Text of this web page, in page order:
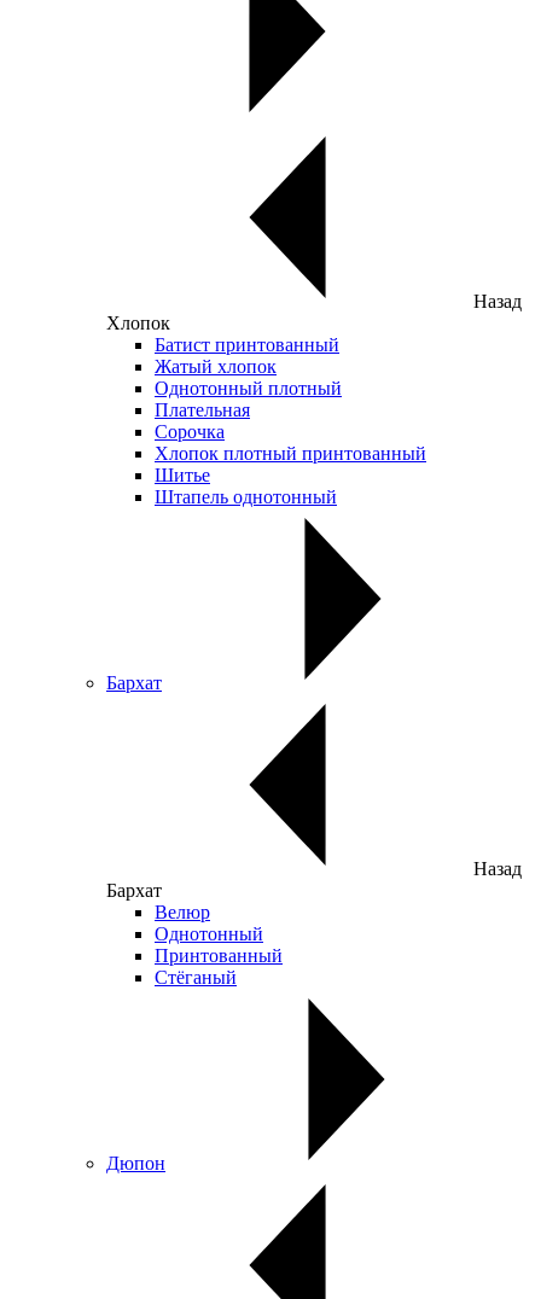
Назад
Хлопок
Батист принтованный
Жатый хлопок
Однотонный плотный
Плательная
Сорочка
Хлопок плотный принтованный
Шитье
Штапель однотонный
Бархат
Назад
Бархат
Велюр
Однотонный
Принтованный
Стёганый
Дюпон